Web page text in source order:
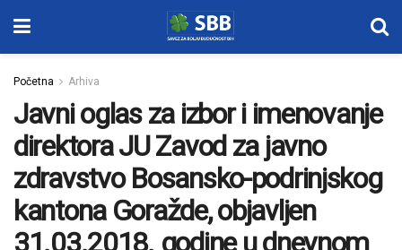
Početna Arhiva
Javni oglas za izbor i imenovanje
direktora JU Zavod za javno
zdravstvo Bosansko-podrinjskog
kantona Goražde, objavljen
31.03.2018. godine u dnevnom